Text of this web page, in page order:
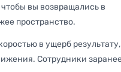
вы возвращались в
пространство.
в ущерб
Сотрудники